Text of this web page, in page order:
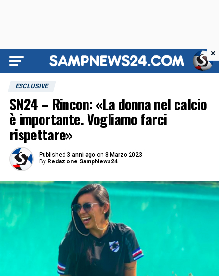
ESCLUSIVE
SN24 – Rincon: «La donna nel calcio
è importante. Vogliamo farci
rispettare»
Published 3 anni ago on 8 Marzo 2023
By Redazione SampNews24
×